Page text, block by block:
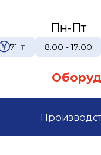
71 ₸
Пн-Пт
8:00 - 17:00